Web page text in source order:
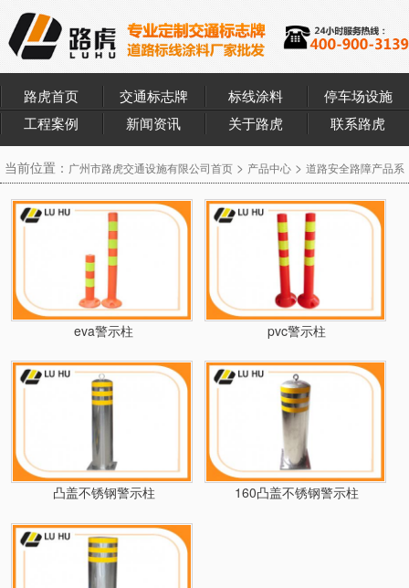
路虎首页 交通标志牌 标线涂料
停车场设施
工程案例
新闻资讯 关于路虎 联系路虎
当前位置： 广州市路虎交通设施有限公司首页 > 产品中心 > 道路安全路障产品系
eva警示柱 pvc警示柱
凸盖不锈钢警示柱 160凸盖不锈钢警示柱